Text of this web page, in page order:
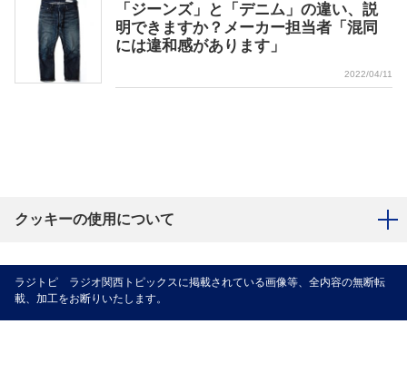
「ジーンズ」と「デニム」の違い、説
明できますか？メーカー担当者「混同
には違和感があります」
2022/04/11
クッキーの使用について
ラジトピ ラジオ関西トピックスに掲載されている画像等、全内容の無断転
載、加工をお断りいたします。